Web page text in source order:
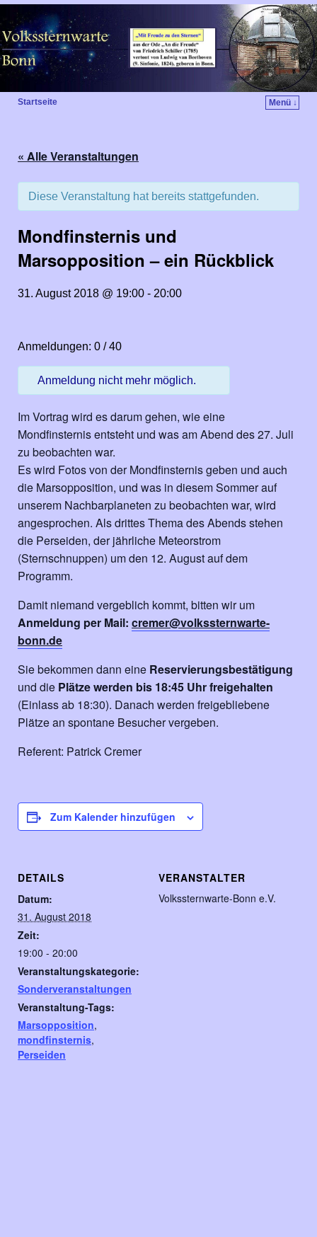
Startseite Menü ↓
« Alle Veranstaltungen
Diese Veranstaltung hat bereits stattgefunden.
Mondfinsternis und
Marsopposition – ein Rückblick
31. August 2018 @ 19:00 - 20:00
Anmeldungen: 0 / 40
Anmeldung nicht mehr möglich.
Im Vortrag wird es darum gehen, wie eine
Mondfinsternis entsteht und was am Abend des 27. Juli
zu beobachten war.
Es wird Fotos von der Mondfinsternis geben und auch
die Marsopposition, und was in diesem Sommer auf
unserem Nachbarplaneten zu beobachten war, wird
angesprochen. Als drittes Thema des Abends stehen
die Perseiden, der jährliche Meteorstrom
(Sternschnuppen) um den 12. August auf dem
Programm.
Damit niemand vergeblich kommt, bitten wir um
Anmeldung per Mail: cremer@volkssternwarte-
bonn.de
Sie bekommen dann eine Reservierungsbestätigung
und die Plätze werden bis 18:45 Uhr freigehalten
(Einlass ab 18:30). Danach werden freigebliebene
Plätze an spontane Besucher vergeben.
Referent: Patrick Cremer
Zum Kalender hinzufügen
DETAILS
Datum:
31. August 2018
Zeit:
19:00 - 20:00
Veranstaltungskategorie:
Sonderveranstaltungen
Veranstaltung-Tags:
Marsopposition,
mondfinsternis,
Perseiden
VERANSTALTER
Volkssternwarte-Bonn e.V.